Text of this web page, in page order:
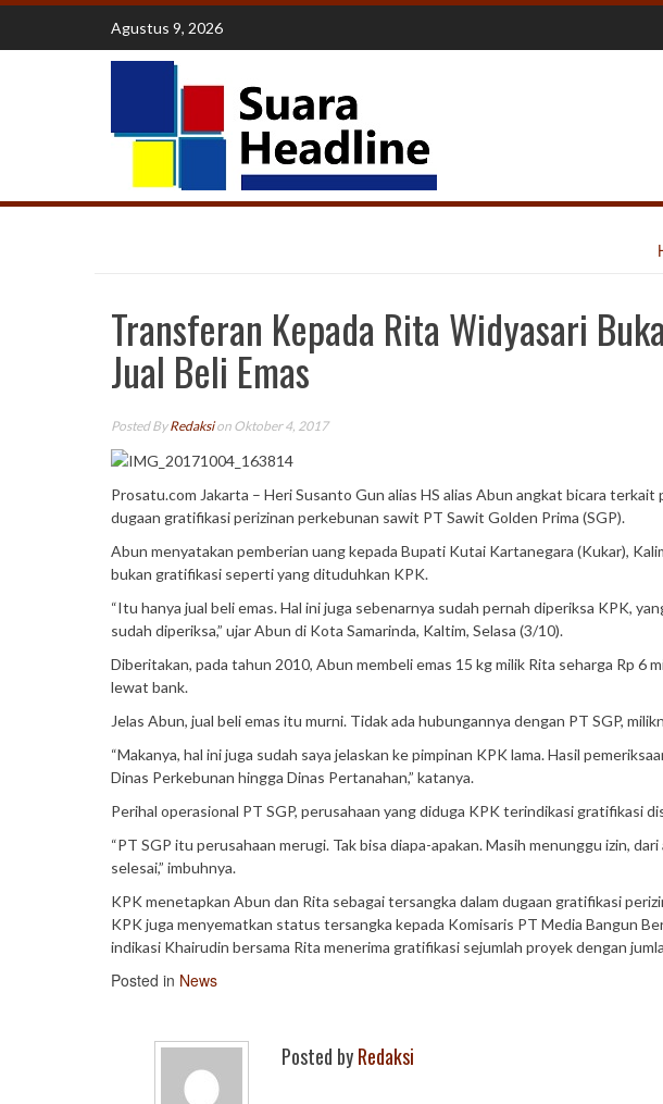
Skip
content
Agustus 9, 2026
Transferan Kepada Rita Widyasari
Jual Beli Emas
Posted ByRedaksion Oktober 4, 2017
Prosatu.com Jakarta – Heri Susanto Gun alias HS alias Abun angkat bicara
dugaan gratifikasi perizinan perkebunan sawit PT Sawit Golden Prima (SGP).
Abun menyatakan pemberian uang kepada Bupati Kutai Kartanegara (Kukar),
bukan gratifikasi seperti yang dituduhkan KPK.
“Itu hanya jual beli emas. Hal ini juga sebenarnya sudah pernah diperiksa KPK,
sudah diperiksa,” ujar Abun di Kota Samarinda, Kaltim, Selasa (3/10).
Diberitakan, pada tahun 2010, Abun membeli emas 15 kg milik Rita seharga Rp 6
lewat bank.
Jelas Abun, jual beli emas itu murni. Tidak ada hubungannya dengan PT SGP,
“Makanya, hal ini juga sudah saya jelaskan ke pimpinan KPK lama. Hasil
Dinas Perkebunan hingga Dinas Pertanahan,” katanya.
Perihal operasional PT SGP, perusahaan yang diduga KPK terindikasi gratifikasi
“PT SGP itu perusahaan merugi. Tak bisa diapa-apakan. Masih menunggu izin,
selesai,” imbuhnya.
KPK menetapkan Abun dan Rita sebagai tersangka dalam dugaan gratifikasi
KPK juga menyematkan status tersangka kepada Komisaris PT Media Bangun
indikasi Khairudin bersama Rita menerima gratifikasi sejumlah proyek dengan
Posted in News
Posted byRedaksi